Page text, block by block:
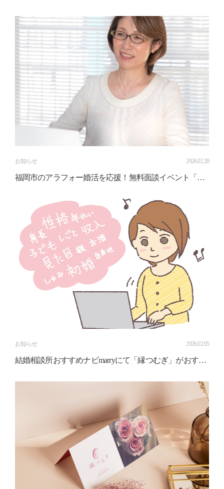
お知らせ 2026.02.28
福岡市のアラフォー婚活を応援！無料面談イベント「仲
お知らせ 2026.02.05
結婚相談所おすすめナビmarryにて「縁つむぎ」がおすす